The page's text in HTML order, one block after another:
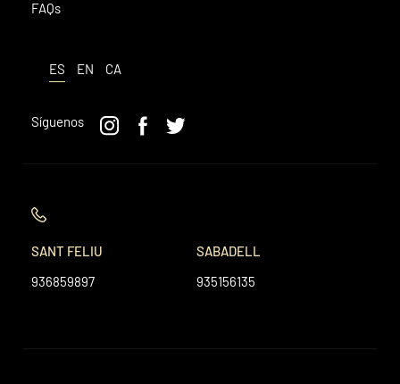
FAQs
ES EN CA
Síguenos
SANT FELIU
936859897
SABADELL
935156135